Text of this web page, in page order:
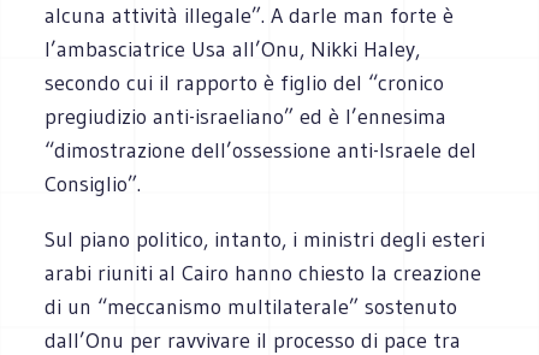
alcuna attività illegale”. A darle man forte è
l’ambasciatrice Usa all’Onu, Nikki Haley,
secondo cui il rapporto è figlio del “cronico
pregiudizio anti-israeliano” ed è l’ennesima
“dimostrazione dell’ossessione anti-Israele del
Consiglio”.
Sul piano politico, intanto, i ministri degli esteri
arabi riuniti al Cairo hanno chiesto la creazione
di un “meccanismo multilaterale” sostenuto
dall’Onu per ravvivare il processo di pace tra